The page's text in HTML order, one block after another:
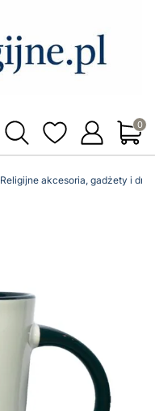
Religijne akcesoria, gadżety i